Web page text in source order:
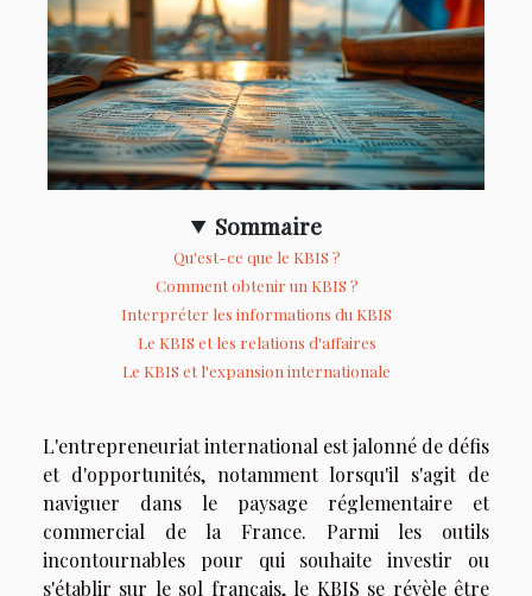
Sommaire
Qu'est-ce que le KBIS ?
Comment obtenir un KBIS ?
Interpréter les informations du KBIS
Le KBIS et les relations d'affaires
Le KBIS et l'expansion internationale
L'entrepreneuriat international est jalonné de défis
et d'opportunités, notamment lorsqu'il s'agit de
naviguer dans le paysage réglementaire et
commercial de la France. Parmi les outils
incontournables pour qui souhaite investir ou
s'établir sur le sol français, le KBIS se révèle être